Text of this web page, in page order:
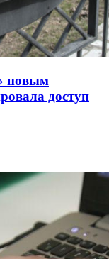
новым
доступ